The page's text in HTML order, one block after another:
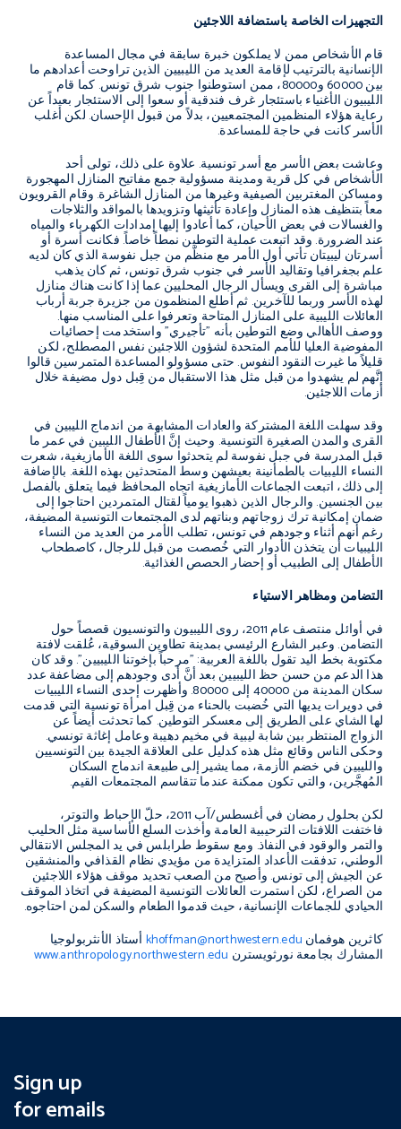
التجهيزات الخاصة باستضافة اللاجئين
قام الأشخاص ممن لا يملكون خبرة سابقة في مجال المساعدة
الإنسانية بالترتيب لإقامة العديد من الليبيين الذين تراوحت أعدادهم ما
بين 60000 و80000، ممن استوطنوا جنوب شرق تونس. كما قام
الليبيون الأغنياء باستئجار غرف فندقية أو سعوا إلى الاستئجار بعيداً عن
رعاية هؤلاء المنظمين المجتمعيين، بدلاً من قبول الإحسان. لكن أغلب
الأسر كانت في حاجة للمساعدة.
وعاشت بعض الأسر مع أسر تونسية. علاوة على ذلك، تولى أحد
الأشخاص في كل قرية ومدينة مسؤولية جمع مفاتيح المنازل المهجورة
ومساكن المغتربين الصيفية وغيرها من المنازل الشاغرة. وقام القرويون
معاً بتنظيف هذه المنازل وإعادة تأثيثها وتزويدها بالمواقد والثلاجات
والغسالات في بعض الأحيان، كما أعادوا إليها إمدادات الكهرباء والمياه
عند الضرورة. وقد اتبعت عملية التوطين نمطاً خاصاً. فكانت أسرة أو
أسرتان ليبيتان تأتي أول الأمر مع منظّم من جبل نفوسة الذي كان لديه
علم بجغرافيا وتقاليد الأسر في جنوب شرق تونس، ثم كان يذهب
مباشرة إلى القرى ويسأل الرجال المحليين عما إذا كانت هناك منازل
لهذه الأسر وربما للآخرين. ثم أطلع المنظمون من جزيرة جربة أرباب
العائلات الليبية على المنازل المتاحة وتعرفوا على المناسب منها.
ووصف الأهالي وضع التوطين بأنه "تأجيري" واستخدمت إحصائيات
المفوضية العليا للأمم المتحدة لشؤون اللاجئين نفس المصطلح، لكن
قليلاً ما غيرت النقود النفوس. حتى مسؤولو المساعدة المتمرسين قالوا
إنَّهم لم يشهدوا من قبل مثل هذا الاستقبال من قِبل دول مضيفة خلال
أزمات اللاجئين.
وقد سهلت اللغة المشتركة والعادات المشابهة من اندماج الليبين في
القرى والمدن الصغيرة التونسية. وحيث إنَّ الأطفال الليبين في عمر ما
قبل المدرسة في جبل نفوسة لم يتحدثوا سوى اللغة الأمازيغية، شعرت
النساء الليبيات بالطمأنينة بعيشهن وسط المتحدثين بهذه اللغة. بالإضافة
إلى ذلك، اتبعت الجماعات الأمازيغية اتجاه المحافظ فيما يتعلق بالفصل
بين الجنسين. والرجال الذين ذهبوا يومياً لقتال المتمردين احتاجوا إلى
ضمان إمكانية ترك زوجاتهم وبناتهم لدى المجتمعات التونسية المضيفة،
رغم أنهم أثناء وجودهم في تونس، تطلب الأمر من العديد من النساء
الليبيات أن يتخذن الأدوار التي خُصصت من قبل للرجال، كاصطحاب
الأطفال إلى الطبيب أو إحضار الحصص الغذائية.
التضامن ومظاهر الاستياء
في أوائل منتصف عام 2011، روى الليبيون والتونسيون قصصاً حول
التضامن. وعبر الشارع الرئيسي بمدينة تطاوين السوقية، عُلقت لافتة
مكتوبة بخط اليد تقول باللغة العربية: "مرحباً بإخوتنا الليبيين". وقد كان
هذا الدعم من حسن حظ الليبيين بعد أنَّ أدى وجودهم إلى مضاعفة عدد
سكان المدينة من 40000 إلى 80000. وأظهرت إحدى النساء الليبيات
في دويراتيديها التي خُضبت بالحناء من قِبل امرأة تونسية التي قدمت
لها الشاي على الطريق إلى معسكر التوطين. كما تحدثت أيضاً عن
الزواج المنتظر بين شابة ليبية في مخيم دهيبة وعامل إغاثة تونسي.
وحكى الناس وقائع مثل هذه كدليل على العلاقة الجيدة بين التونسيين
والليبين في خضم الأزمة، مما يشير إلى طبيعة اندماج السكان
المُهجَّرين، والتي تكون ممكنة عندما تتقاسم المجتمعات القيم.
لكن بحلول رمضان في أغسطس/آب 2011، حلّ الإحباط والتوتر،
فاختفت اللافتات الترحيبية العامة وأخذت السلع الأساسية مثل الحليب
والتمر والوقود في النفاذ. ومع سقوط طرابلس في يد المجلس الانتقالي
الوطني، تدفقت الأعداد المتزايدة من مؤيدي نظام القذافي والمنشقين
عن الجيش إلى تونس. وأصبح من الصعب تحديد موقف هؤلاء اللاجئين
من الصراع، لكن استمرت العائلات التونسية المضيفة في اتخاذ الموقف
الحيادي للجماعات الإنسانية، حيث قدموا الطعام والسكن لمن احتاجوه.
كاثرين هوفمان khoffman@northwestern.edu أستاذ الأنثربولوجيا
المشارك بجامعة نورثويسترن www.anthropology.northwestern.edu
Sign up
for emails